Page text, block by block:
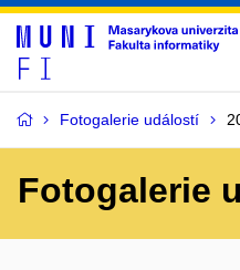
Fotogalerie událostí
Fotogalerie